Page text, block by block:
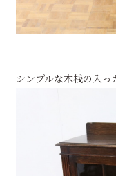
シンプルな木桟の入っ